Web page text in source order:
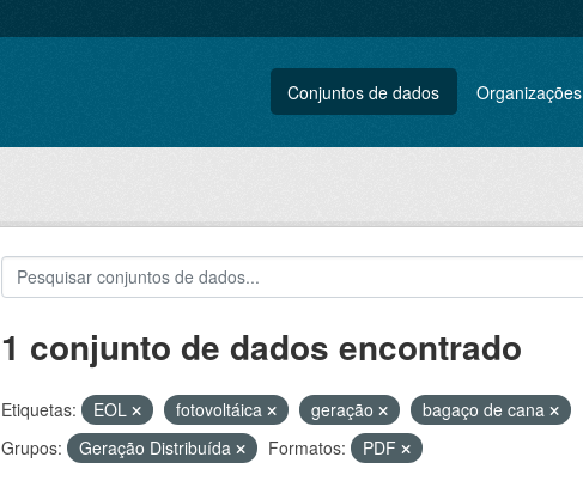
Conjuntos de dados Organizações
1 conjunto de dados encontrado
Etiquetas: EOL fotovoltáica geração
bagaço de cana
Grupos:
Geração Distribuída Formatos: PDF